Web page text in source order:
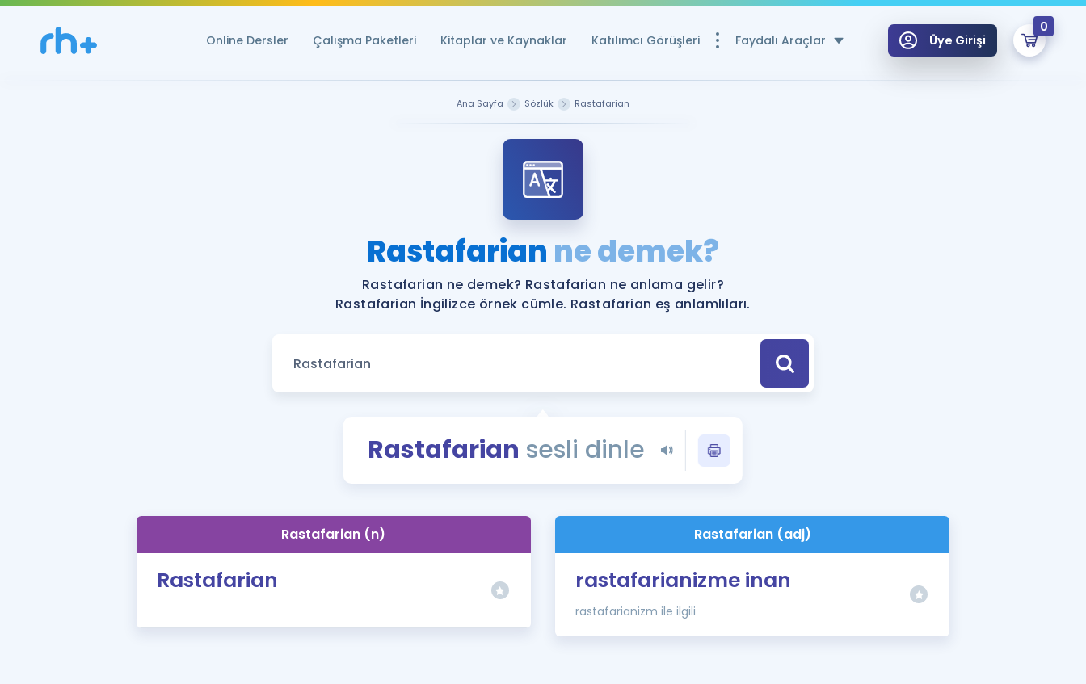
Online Dersler Çalışma Paketleri Kitaplar ve Kaynaklar Katılımcı Görüşleri Faydalı Araçlar
Ücretsiz Kaynaklar
YDS ve YÖKDİL Puan Hesaplama Aracı
YDS ve YÖKDİL'e Hazırlananlar için Öneriler
Tüm ÖSYM Sınavları Tek Takvimde
Blog
YDS - YÖKDİL Tüm Sınavlarla İlgili Haberler
İngilizce Gramer
Üye Girişi
0
Remzi Hoca ile seni sınava hazırlayacak onlarca eğitim seni bekliyor!
Ana Sayfa Sözlük Rastafarian
Rastafarian ne demek?
Rastafarian ne demek? Rastafarian ne anlama gelir?
Rastafarian İngilizce örnek cümle. Rastafarian eş anlamlıları.
Rastafarian sesli dinle
Rastafarian (n)
Rastafarian
Rastafarian (adj)
rastafarianizme inan
rastafarianizm ile ilgili